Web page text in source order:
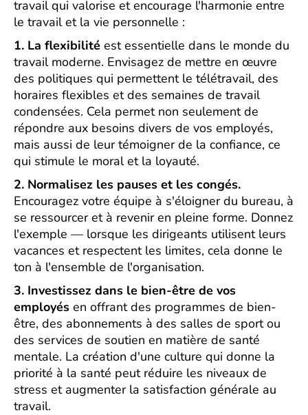
travail qui valorise et encourage l'harmonie entre
le travail et la vie personnelle :
1. La flexibilité est essentielle dans le monde du
travail moderne. Envisagez de mettre en œuvre
des politiques qui permettent le télétravail, des
horaires flexibles et des semaines de travail
condensées. Cela permet non seulement de
répondre aux besoins divers de vos employés,
mais aussi de leur témoigner de la confiance, ce
qui stimule le moral et la loyauté.
2. Normalisez les pauses et les congés.
Encouragez votre équipe à s'éloigner du bureau, à
se ressourcer et à revenir en pleine forme. Donnez
l'exemple — lorsque les dirigeants utilisent leurs
vacances et respectent les limites, cela donne le
ton à l'ensemble de l'organisation.
3. Investissez dans le bien-être de vos
employés en offrant des programmes de bien-
être, des abonnements à des salles de sport ou
des services de soutien en matière de santé
mentale. La création d'une culture qui donne la
priorité à la santé peut réduire les niveaux de
stress et augmenter la satisfaction générale au
travail.